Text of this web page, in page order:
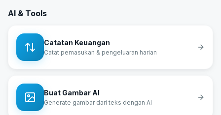
AI & Tools
Catatan Keuangan
Catat pemasukan & pengeluaran harian
Buat Gambar AI
Generate gambar dari teks dengan AI